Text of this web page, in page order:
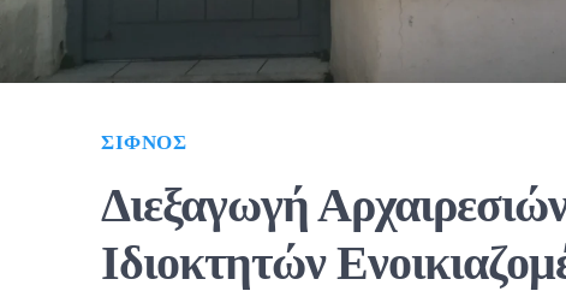
ΣΊΦΝΟΣ
Διεξαγωγή
Ιδιοκτητών